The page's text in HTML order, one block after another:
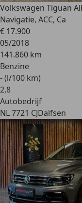
Volkswagen Tiguan
Navigatie, ACC, Ca
€ 17.900
05/2018
141.860 km
Benzine
- (l/100 km)
2,8
Autobedrijf
NL 7721 CJDalfsen